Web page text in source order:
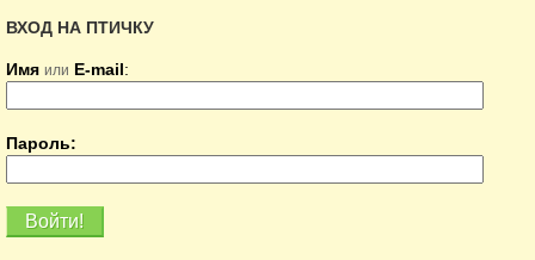
ВХОД НА ПТИЧКУ
Имя или E-mail:
Пароль: